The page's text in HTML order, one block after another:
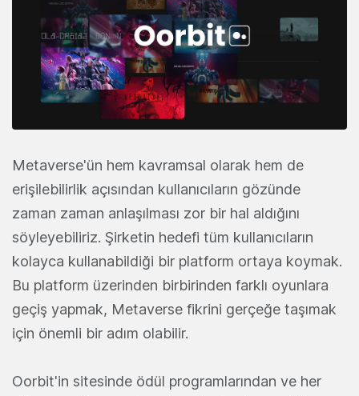
Metaverse'ün hem kavramsal olarak hem de
erişilebilirlik açısından kullanıcıların gözünde
zaman zaman anlaşılması zor bir hal aldığını
söyleyebiliriz. Şirketin hedefi tüm kullanıcıların
kolayca kullanabildiği bir platform ortaya koymak.
Bu platform üzerinden birbirinden farklı oyunlara
geçiş yapmak, Metaverse fikrini gerçeğe taşımak
için önemli bir adım olabilir.
Oorbit'in sitesinde ödül programlarından ve her